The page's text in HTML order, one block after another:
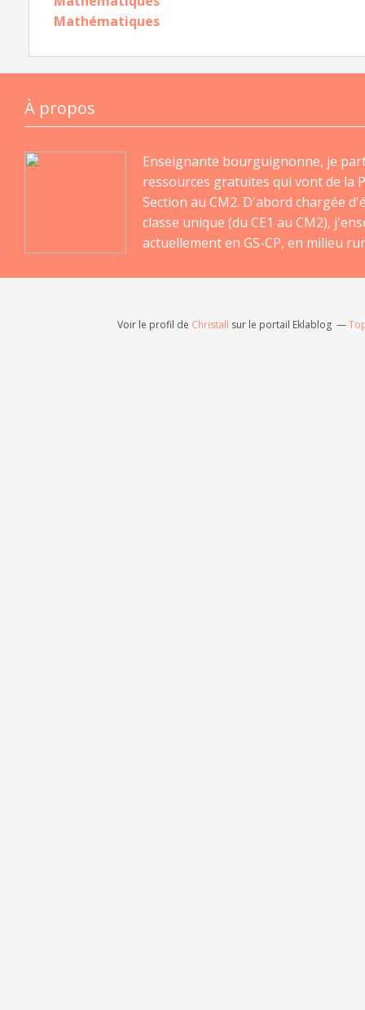
Mathématiques
À propos
Enseignante bourguignonne, je
ressources gratuites qui vont de la
Section au CM2. D'abord chargée
classe unique (du CE1 au CM2),
actuellement en GS-CP, en milieu
Voir le profil de Christall sur le portail Eklablog